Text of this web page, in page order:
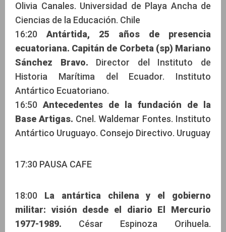
Olivia Canales. Universidad de Playa Ancha de
Ciencias de la Educación. Chile
16:20Antártida, 25 años de presencia
ecuatoriana. Capitán de Corbeta (sp) Mariano
Sánchez Bravo. Director del Instituto de
Historia Marítima del Ecuador. Instituto
Antártico Ecuatoriano.
16:50Antecedentes de la fundación de la
Base Artigas. Cnel. Waldemar Fontes. Instituto
Antártico Uruguayo. Consejo Directivo. Uruguay
17:30 PAUSA CAFE
18:00 La antártica chilena y el gobierno
militar: visión desde el diario El Mercurio
1977-1989. César Espinoza Orihuela.